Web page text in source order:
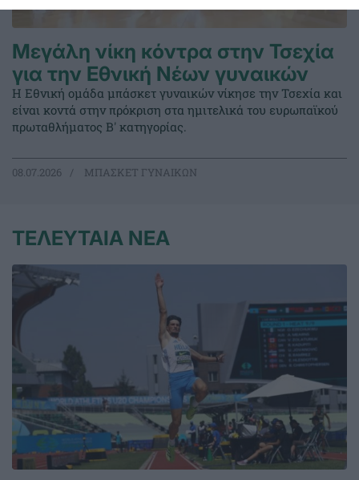
Μεγάλη νίκη κόντρα στην Τσεχία
για την Εθνική Νέων γυναικών
Η Εθνική ομάδα μπάσκετ γυναικών νίκησε την Τσεχία και
είναι κοντά στην πρόκριση στα ημιτελικά του ευρωπαϊκού
πρωταθλήματος Β' κατηγορίας.
08.07.2026 ΜΠΑΣΚΕΤ ΓΥΝΑΙΚΩΝ
ΤΕΛΕΥΤΑΙΑ ΝΕΑ